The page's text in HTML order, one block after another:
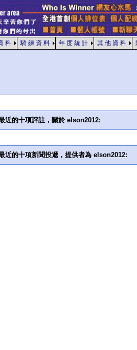
料 騎 練 資 料 年 度 統 計 其 他 資 料
近的十項評註，關於 elson2012:
近的十項新聞投遞，提供者為 elson2012: